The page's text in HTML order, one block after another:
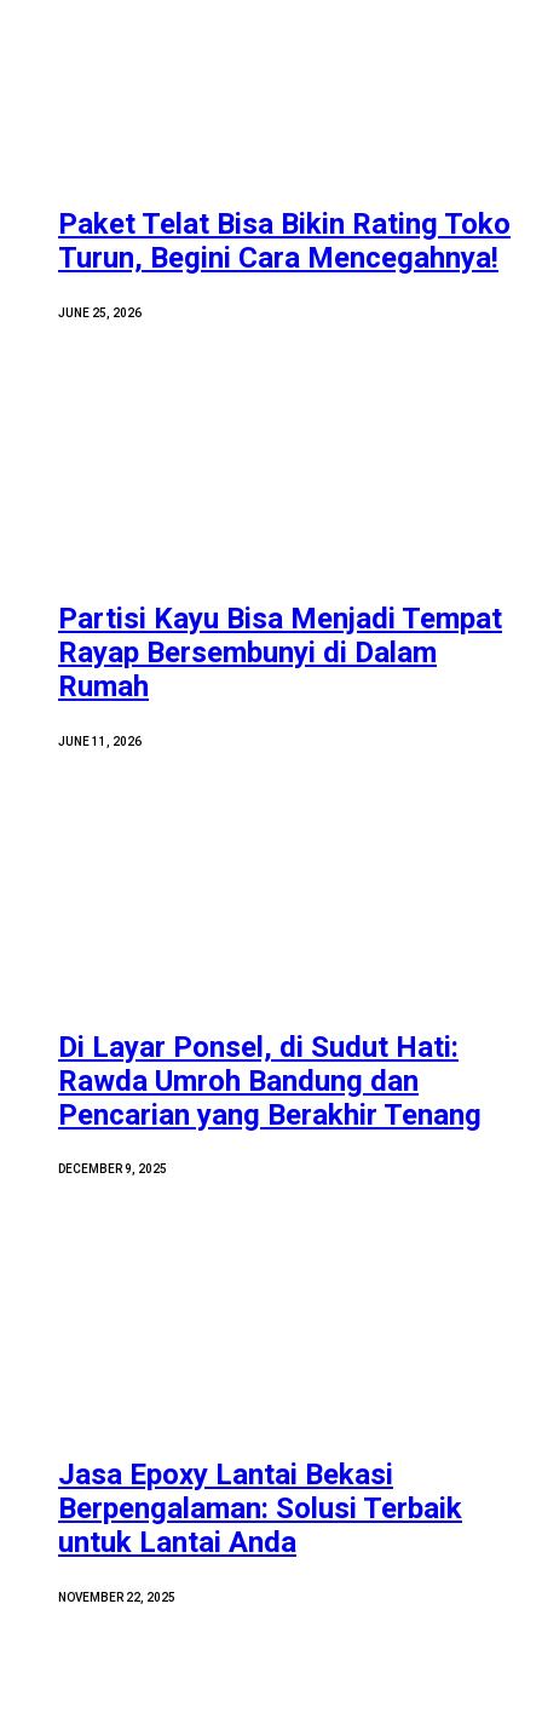
Paket Telat Bisa Bikin Rating Toko
Turun, Begini Cara Mencegahnya!
JUNE 25, 2026
Partisi Kayu Bisa Menjadi Tempat
Rayap Bersembunyi di Dalam
Rumah
JUNE 11, 2026
Di Layar Ponsel, di Sudut Hati:
Rawda Umroh Bandung dan
Pencarian yang Berakhir Tenang
DECEMBER 9, 2025
Jasa Epoxy Lantai Bekasi
Berpengalaman: Solusi Terbaik
untuk Lantai Anda
NOVEMBER 22, 2025